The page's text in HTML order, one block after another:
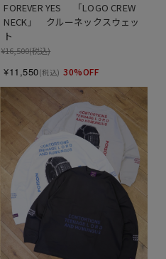
FOREVER YES 　「LOGO CREW
NECK」　クルーネックスウェッ
ト
¥16,500(税込)
¥11,550(税込) 30%OFF